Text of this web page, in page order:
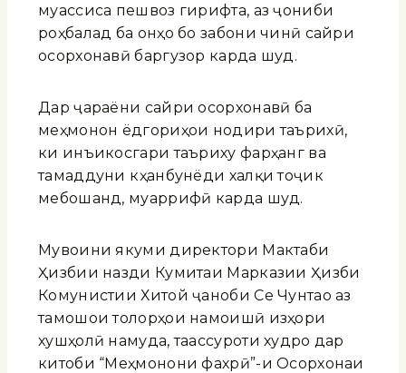
муассиса пешвоз гирифта, аз ҷониби
роҳбалад ба онҳо бо забони чинӣ сайри
осорхонавӣ баргузор карда шуд.
Дар ҷараёни сайри осорхонавӣ ба
меҳмонон ёдгориҳои нодири таърихӣ,
ки инъикосгари таъриху фарҳанг ва
тамаддуни кӯҳанбунёди халқи тоҷик
мебошанд, муаррифӣ карда шуд.
Мувоини якуми директори Мактаби
Ҳизбии назди Кумитаи Марказии Ҳизби
Комунистии Хитой ҷаноби Се Чунтао аз
тамошои толорҳои намоишӣ изҳори
хушҳолӣ намуда, таассуроти худро дар
китоби “Меҳмонони фахрӣ”-и Осорхонаи